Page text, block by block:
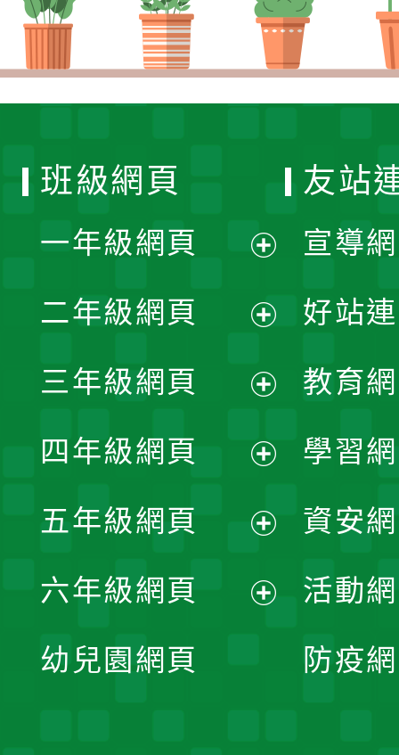
班級網頁
一年級網頁
開
選
單
二年級網頁
開
選
單
三年級網頁
開
選
單
四年級網頁
開
選
五年級網頁
開
六年級網頁
幼兒園網頁
友站
宣導
好站
教育
學習
資安
活動
防疫